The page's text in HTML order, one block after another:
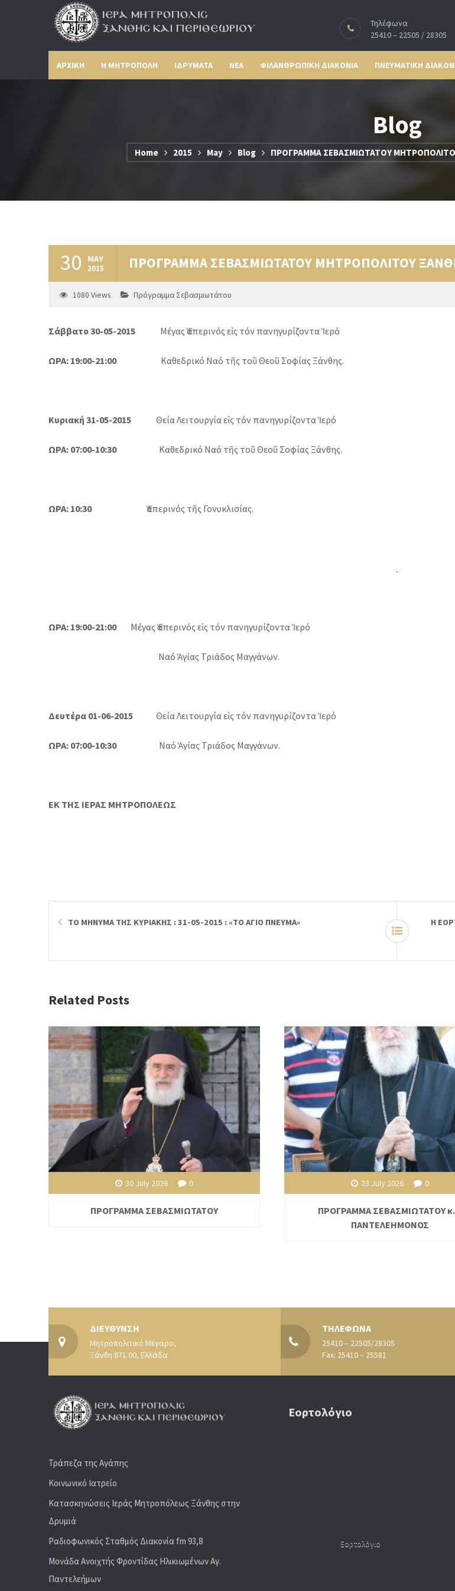
Τηλέφωνα
25410 – 22505 / 28305
ΑΡΧΙΚΗ Η ΜΗΤΡΟΠΟΛΗ ΙΔΡΥΜΑΤΑ ΝΕΑ ΦΙΛΑΝΘΡΩΠΙΚΗ ΔΙΑΚΟΝΙΑ ΠΝΕΥΜΑΤΙΚΗ
Blog
Home 2015 May Blog ΠΡΟΓΡΑΜΜΑ ΣΕΒΑΣΜΙΩΤΑΤΟΥ
30 MAY
2015 ΠΡΟΓΡΑΜΜΑ ΣΕΒΑΣΜΙΩΤΑΤΟΥ ΜΗΤΡΟΠΟΛΙΤΟΥ
1080 Views Πρόγραμμα Σεβασμιωτάτου
Σάββατο 30-05-2015 Μέγας Ἑσπερινός εἰς τόν πανηγυρίζοντα Ἱερό
ΩΡΑ: 19:00-21:00 Καθεδρικό Ναό τῆς τοῦ Θεοῦ Σοφίας Ξάνθης.
Κυριακή 31-05-2015 Θεία Λειτουργία εἰς τόν πανηγυρίζοντα Ἱερό
ΩΡΑ: 07:00-10:30 Καθεδρικό Ναό τῆς τοῦ Θεοῦ Σοφίας Ξάνθης.
ΩΡΑ: 10:30 Ἑσπερινός τῆς Γονυκλισίας.
ΩΡΑ: 19:00-21:00 Μέγας Ἑσπερινός εἰς τόν πανηγυρίζοντα Ἱερό
Ναό Ἁγίας Τριάδος Μαγγάνων.
Δευτέρα 01-06-2015 Θεία Λειτουργία εἰς τόν πανηγυρίζοντα Ἱερό
ΩΡΑ: 07:00-10:30 Ναό Ἁγίας Τριάδος Μαγγάνων.
ΕΚ ΤΗΣ ΙΕΡΑΣ ΜΗΤΡΟΠΟΛΕΩΣ
ΤΟ ΜΗΝΥΜΑ ΤΗΣ ΚΥΡΙΑΚΗΣ : 31-05-2015 : «ΤΟ ΑΓΙΟ ΠΝΕΥΜΑ»
Η
Related Posts
30 July 2026 0
ΠΡΟΓΡΑΜΜΑ ΣΕΒΑΣΜΙΩΤΑΤΟΥ
23 July 2026 0
ΠΡΟΓΡΑΜΜΑ ΣΕΒΑΣΜΙΩΤΑΤΟΥ
ΠΑΝΤΕΛΕΗΜΟΝΟΣ
ΔΙΕΥΘΥΝΣΗ
Μητροπολιτικό Μέγαρο,
Ξάνθη 671 00, Ελλάδα
ΤΗΛΕΦΩΝΑ
25410 – 22505/28305
Fax: 25410 – 25581
Τράπεζα της Αγάπης
Κοινωνικό Ιατρείο
Κατασκηνώσεις Ιεράς Μητροπόλεως Ξάνθης στην
Δρυμιά
Ραδιoφωνικός Σταθμός Διακονία fm 93,8
Μονάδα Ανοιχτής Φροντίδας Ηλικιωμένων Αγ.
Παντελεήμων
Εορτολόγιο
Εορτολόγιο